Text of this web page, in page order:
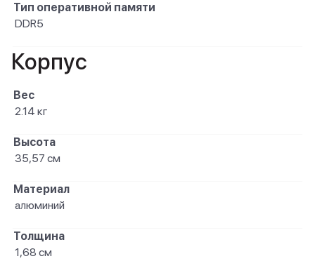
Тип оперативной памяти
DDR5
Корпус
Вес
2.14 кг
Высота
35,57 см
Материал
алюминий
Толщина
1,68 см